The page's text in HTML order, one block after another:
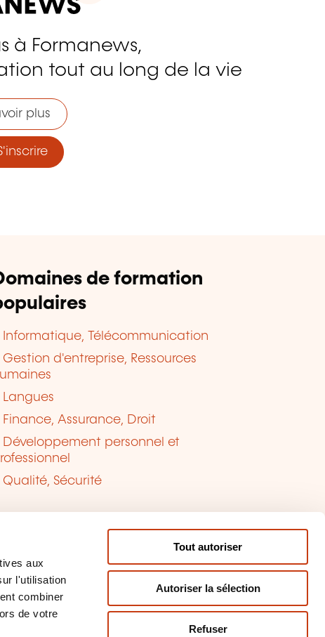
aux
l'utilisation
combiner
de votre
Tout autoriser
Autoriser la sélection
Refuser
à Formanews,
tout au long de la vie
plus
de formation
Informatique, Télécommunication
Gestion d'entreprise, Ressources
Langues
Finance, Assurance, Droit
Développement personnel et
Qualité, Sécurité